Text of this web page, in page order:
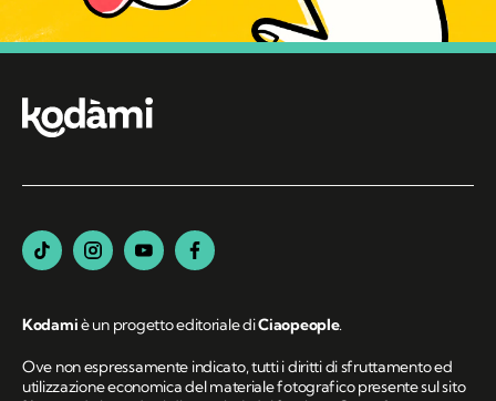
Kodamiè un progetto editoriale diCiaopeople.
Ove non espressamente indicato, tutti i diritti di sfruttamento ed
utilizzazione economica del materiale fotografico presente sul sito